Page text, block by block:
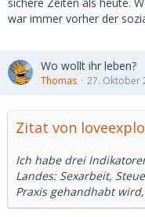
war immer vorher der
Wo wollt ihr leben?
Thomas 27. Oktober
Zitat von
Ich habe drei
Landes: Sexarbeit,
Praxis gehandhabt